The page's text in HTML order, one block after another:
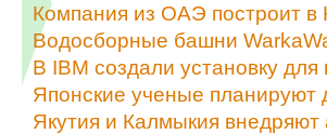
Компания из ОАЭ построит в
Водосборные башни
В IBM создали установку
Японские ученые планируют
Якутия и Калмыкия внедряют